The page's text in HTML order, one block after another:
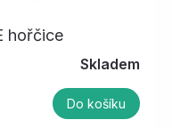
hořčice
Skladem
Do košíku